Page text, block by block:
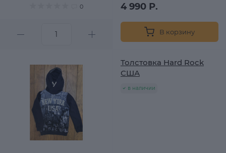
0 4 990 Р.
В корзину
Толстовка Hard Rock
США
в наличии